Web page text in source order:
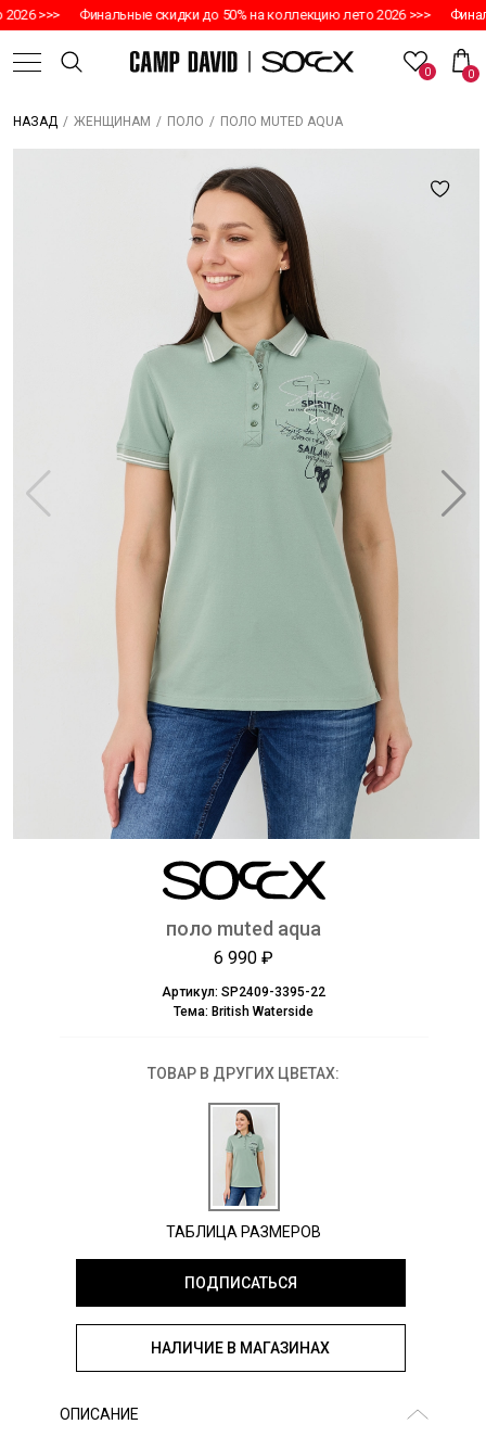
>>> Финальные скидки до 50% на коллекцию лето 2026 >>>
0 0
НАЗАД / ЖЕНЩИНАМ / ПОЛО / ПОЛО MUTED AQUA
поло muted aqua
6 990 ₽
Артикул: SP2409-3395-22
Тема: British Waterside
ТОВАР В ДРУГИХ ЦВЕТАХ:
ТАБЛИЦА РАЗМЕРОВ
ПОДПИСАТЬСЯ
НАЛИЧИЕ В МАГАЗИНАХ
ОПИСАНИЕ